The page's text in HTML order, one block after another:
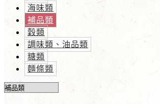
海味類
補品類
穀類
調味類、油品類
糖類
麵條類